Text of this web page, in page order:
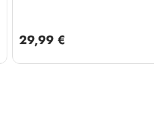
29,99 €